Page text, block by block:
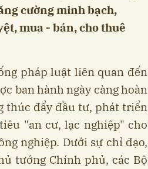
cường minh bạch,
mua - bán, cho thuê
pháp luật liên quan đến
ban hành ngày càng hoàn
thúc đẩy đầu tư, phát triển
"an cư, lạc nghiệp" cho
nghiệp. Dưới sự chỉ đạo,
tướng Chính phủ, các Bộ